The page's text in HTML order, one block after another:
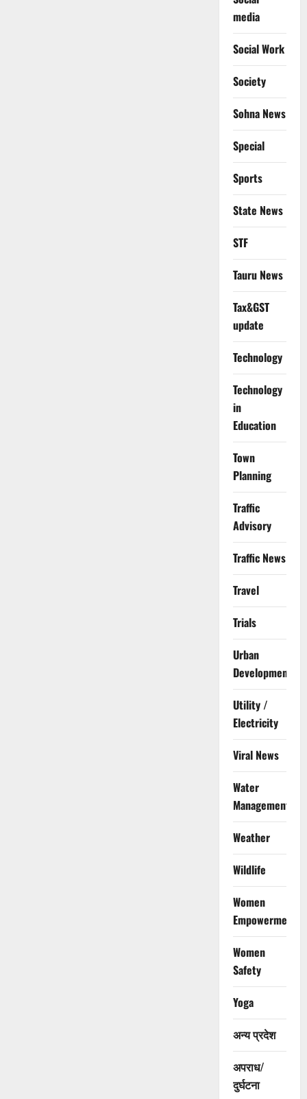
media
Social Work
Society
Sohna News
Special
Sports
State News
STF
Tauru News
Tax&GST
update
Technology
Technology
in
Education
Town
Planning
Traffic
Advisory
Traffic News
Travel
Trials
Urban
Development
Utility /
Electricity
Viral News
Water
Management
Weather
Wildlife
Women
Empowerment
Women
Safety
Yoga
अन्य प्रदेश
अपराध/
दुर्घटना